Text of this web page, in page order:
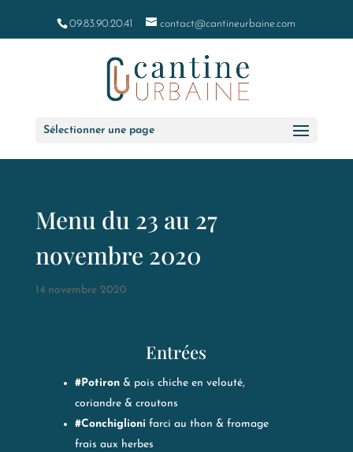
09.83.90.20.41 contact@cantineurbaine.com
Sélectionner une page
Menu du 23 au 27
novembre 2020
14 novembre 2020
Entrées
#Potiron& pois chiche en velouté,
coriandre & croutons
#Conchiglioni farci au thon & fromage
frais aux herbes